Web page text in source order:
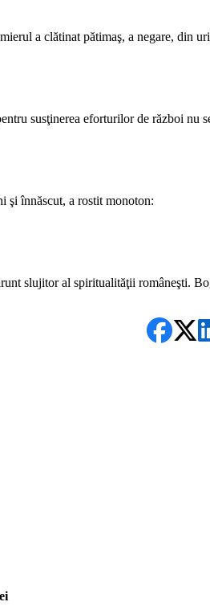
a clătinat pătimaş, a negare, din
susţinerea eforturilor de război nu
şi înnăscut, a rostit monoton:
slujitor al spiritualităţii româneşti.